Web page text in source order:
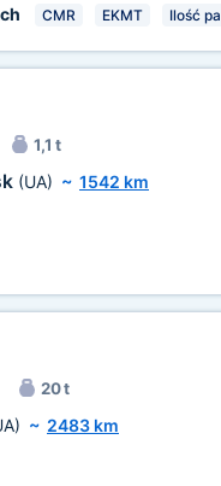
CMR EKMT Ilość
1,1 t
(UA) ~ 1542 km
20 t
~ 2483 km